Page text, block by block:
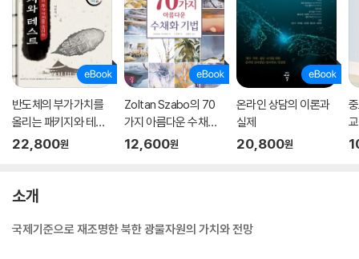
반도체의 부가가치를
올리는 패키지와 테스
트
22,800원
Zoltan Szabo의 70
가지 아름다운 수채화
기법
12,600원
온라인 상담의 이론과
실제
20,800원
소개
국제기준으로 재조명한 북한 광물자원의 가치와 전망